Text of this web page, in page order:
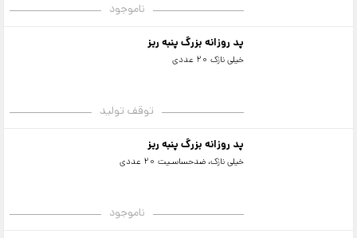
ناموجود
پد روزانه بزرگ پنبه ریز
خیلی نازک 20 عددی
توقف تولید
پد روزانه بزرگ پنبه ریز
خیلی نازک، ضدحساسـیت 20 عددی
ناموجود